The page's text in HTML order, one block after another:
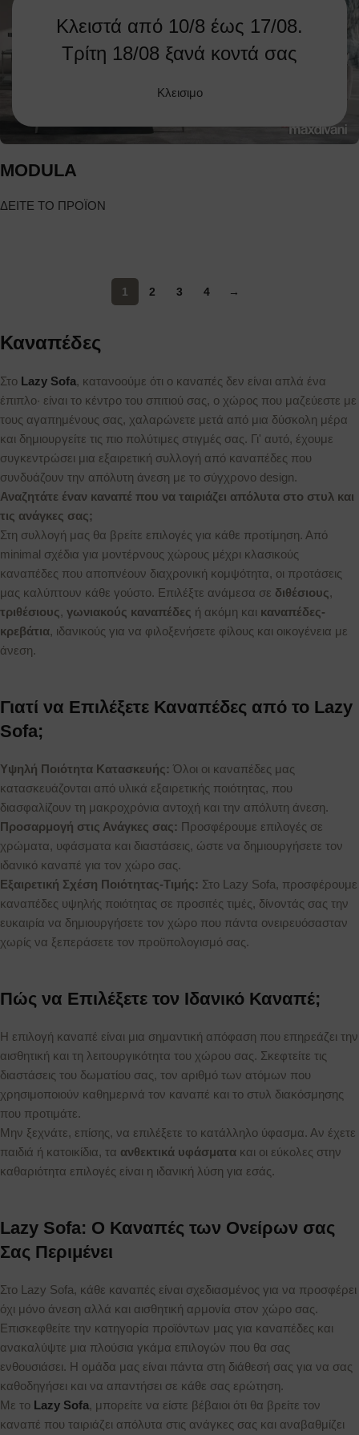
Κλειστά από 10/8 έως 17/08.
Τρίτη 18/08 ξανά κοντά σας
Κλεισιμο
MODULA
ΔΕΙΤΕ ΤΟ ΠΡΟΪΟΝ
1 2 3 4 →
Καναπέδες
Στο Lazy Sofa, κατανοούμε ότι ο καναπές δεν είναι απλά ένα
έπιπλο· είναι το κέντρο του σπιτιού σας, ο χώρος που μαζεύεστε με
τους αγαπημένους σας, χαλαρώνετε μετά από μια δύσκολη μέρα
και δημιουργείτε τις πιο πολύτιμες στιγμές σας. Γι' αυτό, έχουμε
συγκεντρώσει μια εξαιρετική συλλογή από καναπέδες που
συνδυάζουν την απόλυτη άνεση με το σύγχρονο design.
Αναζητάτε έναν καναπέ που να ταιριάζει απόλυτα στο στυλ και
τις ανάγκες σας;
Στη συλλογή μας θα βρείτε επιλογές για κάθε προτίμηση. Από
minimal σχέδια για μοντέρνους χώρους μέχρι κλασικούς
καναπέδες που αποπνέουν διαχρονική κομψότητα, οι προτάσεις
μας καλύπτουν κάθε γούστο. Επιλέξτε ανάμεσα σε διθέσιους,
τριθέσιους, γωνιακούς καναπέδες ή ακόμη και καναπέδες-
κρεβάτια, ιδανικούς για να φιλοξενήσετε φίλους και οικογένεια με
άνεση.
Γιατί να Επιλέξετε Καναπέδες από το Lazy
Sofa;
Υψηλή Ποιότητα Κατασκευής: Όλοι οι καναπέδες μας
κατασκευάζονται από υλικά εξαιρετικής ποιότητας, που
διασφαλίζουν τη μακροχρόνια αντοχή και την απόλυτη άνεση.
Προσαρμογή στις Ανάγκες σας: Προσφέρουμε επιλογές σε
χρώματα, υφάσματα και διαστάσεις, ώστε να δημιουργήσετε τον
ιδανικό καναπέ για τον χώρο σας.
Εξαιρετική Σχέση Ποιότητας-Τιμής: Στο Lazy Sofa, προσφέρουμε
καναπέδες υψηλής ποιότητας σε προσιτές τιμές, δίνοντάς σας την
ευκαιρία να δημιουργήσετε τον χώρο που πάντα ονειρευόσασταν
χωρίς να ξεπεράσετε τον προϋπολογισμό σας.
Πώς να Επιλέξετε τον Ιδανικό Καναπέ;
Η επιλογή καναπέ είναι μια σημαντική απόφαση που επηρεάζει την
αισθητική και τη λειτουργικότητα του χώρου σας. Σκεφτείτε τις
διαστάσεις του δωματίου σας, τον αριθμό των ατόμων που
χρησιμοποιούν καθημερινά τον καναπέ και το στυλ διακόσμησης
που προτιμάτε.
Μην ξεχνάτε, επίσης, να επιλέξετε το κατάλληλο ύφασμα. Αν έχετε
παιδιά ή κατοικίδια, τα ανθεκτικά υφάσματα και οι εύκολες στην
καθαριότητα επιλογές είναι η ιδανική λύση για εσάς.
Lazy Sofa: Ο Καναπές των Ονείρων σας
Σας Περιμένει
Στο Lazy Sofa, κάθε καναπές είναι σχεδιασμένος για να προσφέρει
όχι μόνο άνεση αλλά και αισθητική αρμονία στον χώρο σας.
Επισκεφθείτε την κατηγορία προϊόντων μας για καναπέδες και
ανακαλύψτε μια πλούσια γκάμα επιλογών που θα σας
ενθουσιάσει. Η ομάδα μας είναι πάντα στη διάθεσή σας για να σας
καθοδηγήσει και να απαντήσει σε κάθε σας ερώτηση.
Με το Lazy Sofa, μπορείτε να είστε βέβαιοι ότι θα βρείτε τον
καναπέ που ταιριάζει απόλυτα στις ανάγκες σας και αναβαθμίζει